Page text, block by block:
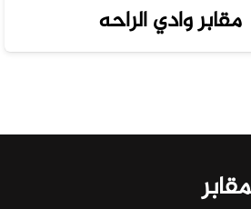
مقابر وادي الراحه